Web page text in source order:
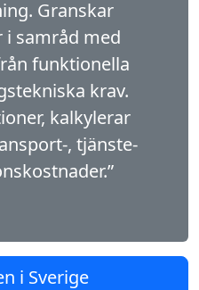
Granskar
samråd med
funktionella
krav.
kalkylerar
, tjänste-
i Sverige